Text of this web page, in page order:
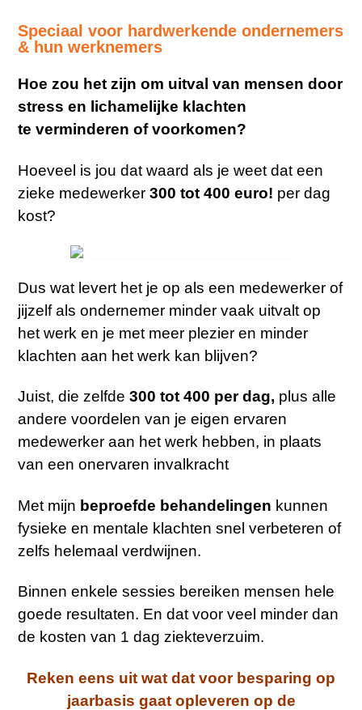
Speciaal voor hardwerkende ondernemers
& hun werknemers
Hoe zou het zijn om uitval van mensen door
stress en lichamelijke klachten
te verminderen of voorkomen?
Hoeveel is jou dat waard als je weet dat een
zieke medewerker 300 tot 400 euro! per dag
kost?
Dus wat levert het je op als een medewerker of
jijzelf als ondernemer minder vaak uitvalt op
het werk en je met meer plezier en minder
klachten aan het werk kan blijven?
Juist, die zelfde 300 tot 400 per dag, plus alle
andere voordelen van je eigen ervaren
medewerker aan het werk hebben, in plaats
van een onervaren invalkracht
Met mijn beproefde behandelingen kunnen
fysieke en mentale klachten snel verbeteren of
zelfs helemaal verdwijnen.
Binnen enkele sessies bereiken mensen hele
goede resultaten. En dat voor veel minder dan
de kosten van 1 dag ziekteverzuim.
Reken eens uit wat dat voor besparing op
jaarbasis gaat opleveren op de